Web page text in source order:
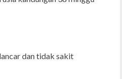
dan tidak sakit